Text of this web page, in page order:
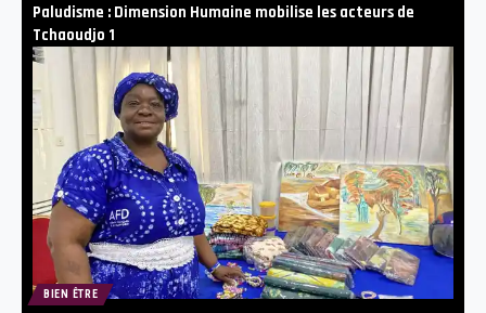
Paludisme : Dimension Humaine mobilise les acteurs de
Tchaoudjo 1
BIEN ÊTRE